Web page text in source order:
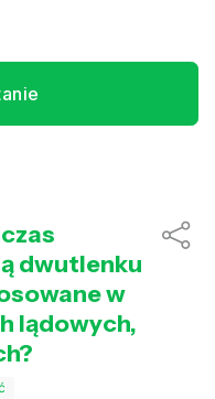
dwutlenku
w
lądowych,